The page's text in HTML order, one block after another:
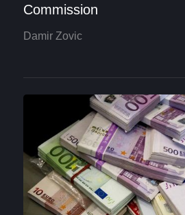
Commission
Damir Zovic